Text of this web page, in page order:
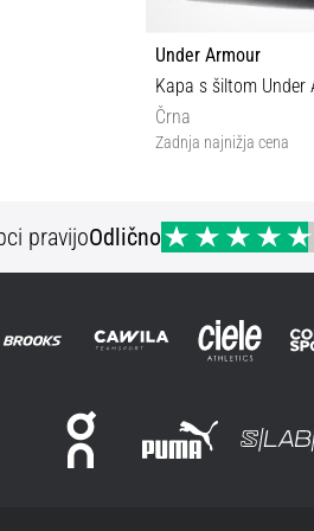
Under Armour
Črna
Zadnja najnižja cena
pravijoOdlično